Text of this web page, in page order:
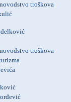
troškova
troškova